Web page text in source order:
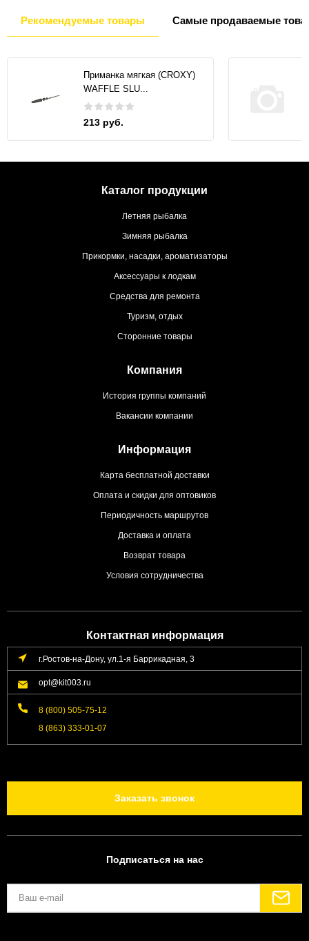
Рекомендуемые товары Самые продаваемые
Приманка мягкая (CROXY)
WAFFLE SLU...
213 руб.
Каталог продукции
Летняя рыбалка
Зимняя рыбалка
Прикормки, насадки, ароматизаторы
Аксессуары к лодкам
Средства для ремонта
Туризм, отдых
Сторонние товары
Компания
История группы компаний
Вакансии компании
Информация
Карта бесплатной доставки
Оплата и скидки для оптовиков
Периодичность маршрутов
Доставка и оплата
Возврат товара
Условия сотрудничества
Контактная информация
г.Ростов-на-Дону, ул.1-я Баррикадная, 3
opt@kit003.ru
8 (800) 505-75-12
8 (863) 333-01-07
Заказать звонок
Подписаться на нас